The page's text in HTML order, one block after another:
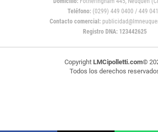
Teléfono: (0299) 449 0400 / 449
Contacto comercial:
Registro DNA: 123442625
Copyright LMCipolletti.com©
Todos los derechos